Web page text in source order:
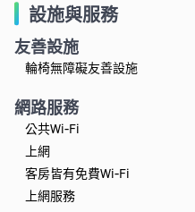
設施與服務
友善設施
輪椅無障礙友善設施
網路服務
公共Wi-Fi
上網
客房皆有免費Wi-Fi
上網服務